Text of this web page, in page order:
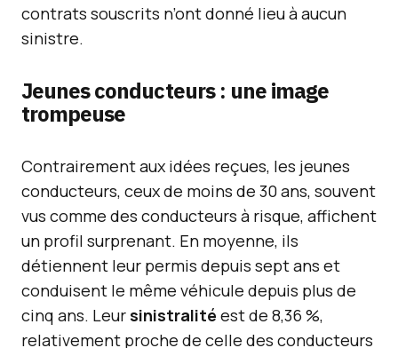
contrats souscrits n’ont donné lieu à aucun
sinistre.
Jeunes conducteurs : une image
trompeuse
Contrairement aux idées reçues, les jeunes
conducteurs, ceux de moins de 30 ans, souvent
vus comme des conducteurs à risque, affichent
un profil surprenant. En moyenne, ils
détiennent leur permis depuis sept ans et
conduisent le même véhicule depuis plus de
cinq ans. Leur sinistralité est de 8,36 %,
relativement proche de celle des conducteurs